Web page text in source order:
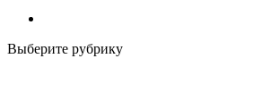
Выберите рубрику